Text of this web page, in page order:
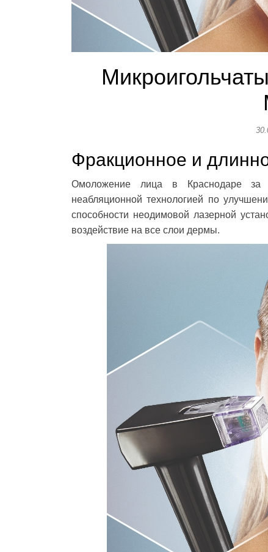
Фракционное и
Омоложение лица в Краснодаре за
неабляционной технологией по
способности неодимовой лазерной
воздействие на все слои дермы.